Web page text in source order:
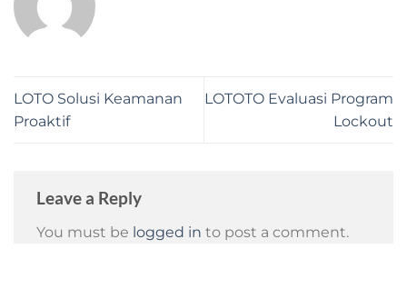
LOTO Solusi Keamanan
Proaktif
LOTOTO Evaluasi Program
Lockout
Leave a Reply
You must be logged in to post a comment.